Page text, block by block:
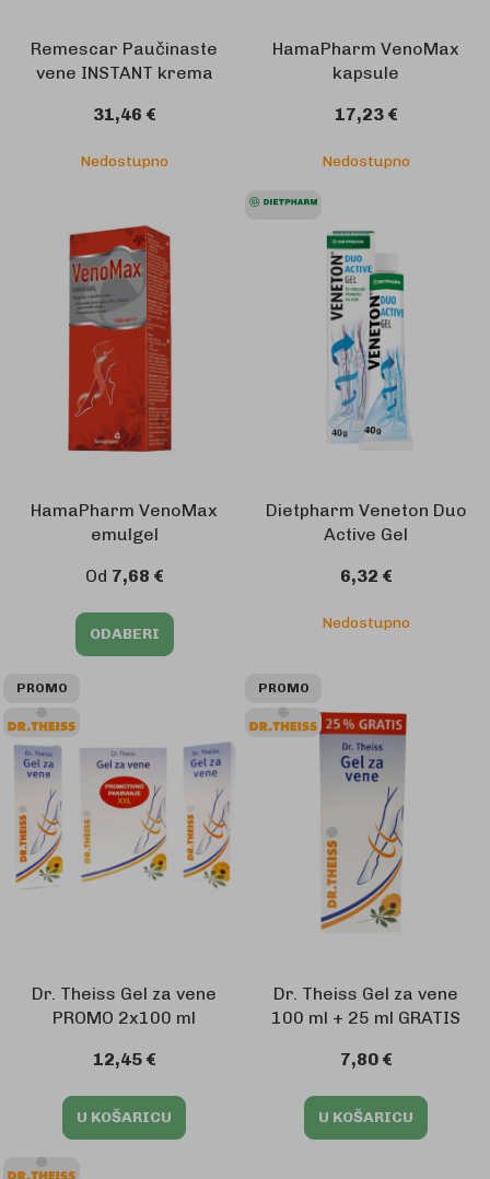
Remescar Paučinaste
vene INSTANT krema
31,46 €
Nedostupno
HamaPharm VenoMax
kapsule
17,23 €
Nedostupno
HamaPharm VenoMax
emulgel
Od 7,68 €
ODABERI
Dietpharm Veneton Duo
Active Gel
6,32 €
Nedostupno
PROMO
Dr. Theiss Gel za vene
PROMO 2x100 ml
12,45 €
U KOŠARICU
PROMO
Dr. Theiss Gel za vene
100 ml + 25 ml GRATIS
7,80 €
U KOŠARICU